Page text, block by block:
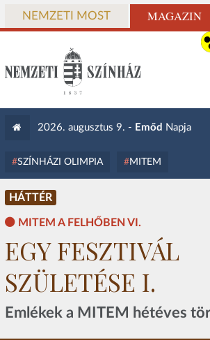
NEMZETI MOST MAGAZIN
2026. augusztus 9. - Emőd Napja
SZÍNHÁZI OLIMPIA MITEM
HÁTTÉR
MITEM A FELHŐBEN VI.
EGY FESZTIVÁL
SZÜLETÉSE I.
Emlékek a MITEM hétéves